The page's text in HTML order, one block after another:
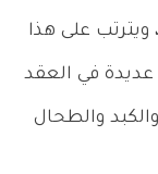
ويترتب على هذا
عديدة في العقد
والطحال